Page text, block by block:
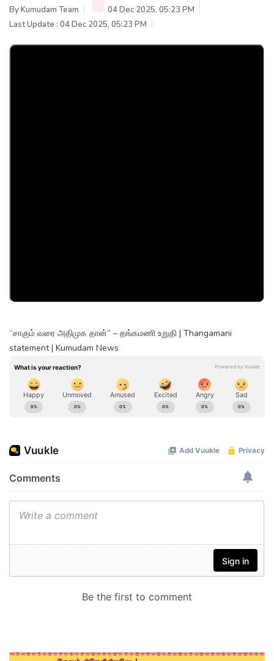
ByKumudam Team
04 Dec 2025, 05:23 PM
Last Update : 04 Dec 2025, 05:23 PM
“சாகும் வரை அதிமுக தான்” – தங்கமணி உறுதி | Thangamani
statement | Kumudam News